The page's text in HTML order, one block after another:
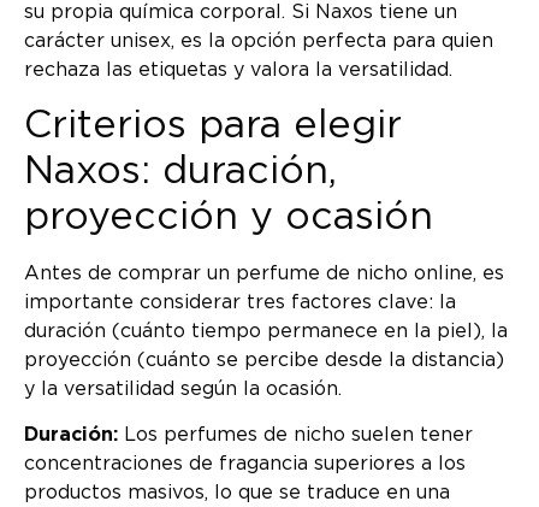
su propia química corporal. Si Naxos tiene un
carácter unisex, es la opción perfecta para quien
rechaza las etiquetas y valora la versatilidad.
Criterios para elegir
Naxos: duración,
proyección y ocasión
Antes de comprar un perfume de nicho online, es
importante considerar tres factores clave: la
duración (cuánto tiempo permanece en la piel), la
proyección (cuánto se percibe desde la distancia)
y la versatilidad según la ocasión.
Duración: Los perfumes de nicho suelen tener
concentraciones de fragancia superiores a los
productos masivos, lo que se traduce en una